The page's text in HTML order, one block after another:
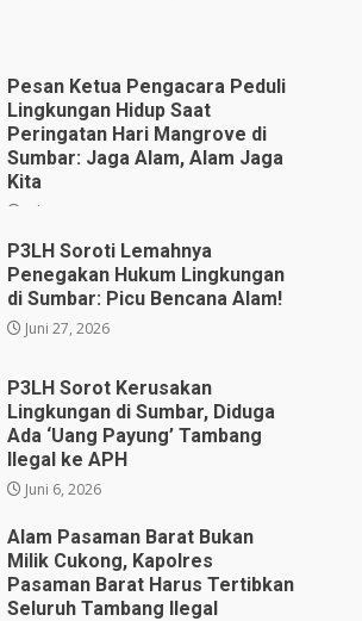
Pesan Ketua Pengacara Peduli
Lingkungan Hidup Saat
Peringatan Hari Mangrove di
Sumbar: Jaga Alam, Alam Jaga
Kita
Juli 28, 2026
P3LH Soroti Lemahnya
Penegakan Hukum Lingkungan
di Sumbar: Picu Bencana Alam!
Juni 27, 2026
P3LH Sorot Kerusakan
Lingkungan di Sumbar, Diduga
Ada ‘Uang Payung’ Tambang
Ilegal ke APH
Juni 6, 2026
Alam Pasaman Barat Bukan
Milik Cukong, Kapolres
Pasaman Barat Harus Tertibkan
Seluruh Tambang Ilegal